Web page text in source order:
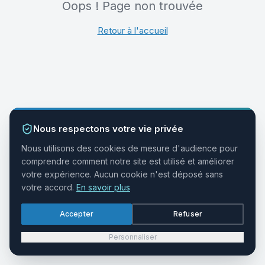
Oops ! Page non trouvée
Retour à l'accueil
Nous respectons votre vie privée
Nous utilisons des cookies de mesure d'audience pour
comprendre comment notre site est utilisé et améliorer
votre expérience. Aucun cookie n'est déposé sans
votre accord. En savoir plus
Accepter Refuser
Personnaliser